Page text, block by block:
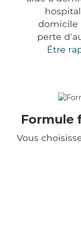
domicile
perte
Être
Formule
Vous